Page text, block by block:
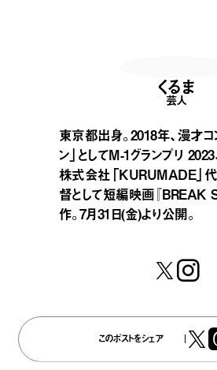
くるま
芸人
東京都出身。2018年、漫才
ン」としてM-1グランプリ
株式会社「KURUMADE」
督として短編映画『BREAK
作。7月31日(金)より公開。
このポストをシェア